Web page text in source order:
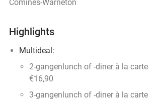
Comines-Warneton
Highlights
Multideal:
2-gangenlunch of -diner à la carte
€16,90
3-gangenlunch of -diner à la carte